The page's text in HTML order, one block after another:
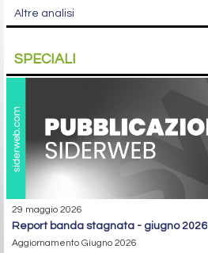
Altre analisi
SPECIALI
29 maggio 2026
report banda stagnata - giugno 2026
Aggiornamento Giugno 2026